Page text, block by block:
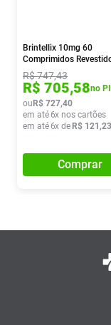
Brintellix 10mg 60
Comprimidos
R$747,43
R$ 705,58no
ou R$ 727,40
em até6x nos cartões
em até6x de R$ 121 ,23
Comprar